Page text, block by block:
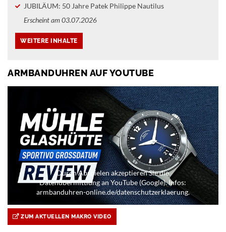
JUBILÄUM: 50 Jahre Patek Philippe Nautilus
Erscheint am 03.07.2026
ARMBANDUHREN AUF YOUTUBE
Durch Abspielen akzeptieren Sie die
Datenübermittlung an YouTube (Google). Infos:
armbanduhren-online.de/datenschutzerklaerung.
ZUM AKTUELLEN MAKRO VIDEO